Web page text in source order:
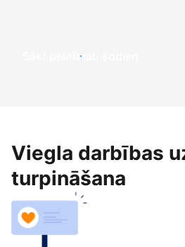
Sākt pelnīt jau šodien
Viegla darbības
turpināšana